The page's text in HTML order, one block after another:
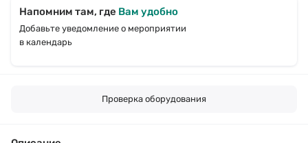
Напомним там, где Вам удобно
Добавьте уведомление о мероприятии
в календарь
Проверка оборудования